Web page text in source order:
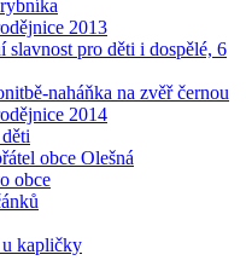
2013
slavnost pro děti i dospělé, 6
naháňka na zvěř černou
2014
obce Olešná
obce
kapličky